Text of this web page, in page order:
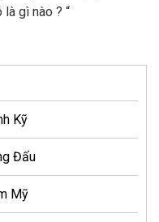
gì nào ? “
Kỹ
Đấu
Mỹ